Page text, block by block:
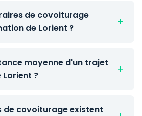
de covoiturage
de Lorient ?
moyenne d'un trajet
?
de covoiturage existent